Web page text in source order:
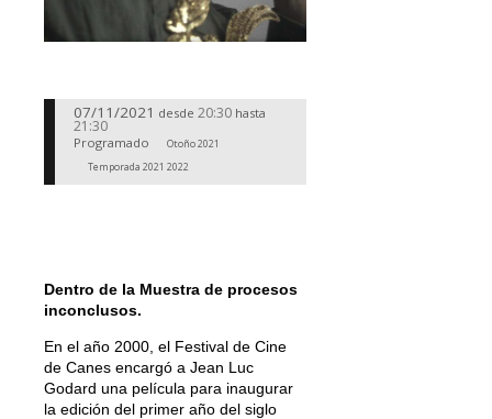
07/11/2021 desde 20:30 hasta
21:30
Programado
Otoño 2021
Temporada 2021 2022
Dentro de la Muestra de procesos
inconclusos.
En el año 2000, el Festival de Cine
de Canes encargó a Jean Luc
Godard una película para inaugurar
la edición del primer año del siglo